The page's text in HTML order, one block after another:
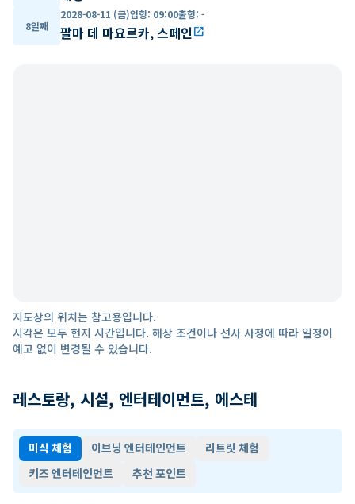
8일째
2028-08-11 (금)입항: 09:00출항: -
팔마 데 마요르카, 스페인open_in_new
지도상의 위치는 참고용입니다.
시각은 모두 현지 시간입니다. 해상 조건이나 선사 사정에 따라 일정이
예고 없이 변경될 수 있습니다.
레스토랑, 시설, 엔터테이먼트, 에스테
미식 체험 이브닝 엔터테인먼트
리트릿 체험
키즈 엔터테인먼트
추천 포인트